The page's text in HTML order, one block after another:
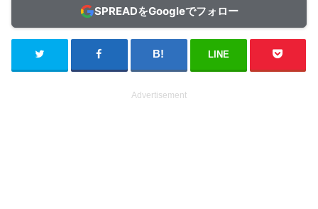
SPREADをGoogleでフォロー
LINE
Advertisement